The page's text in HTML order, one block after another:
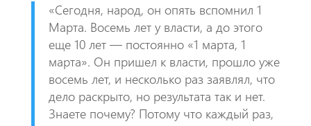
«​Сегодня, народ, он опять вспомнил 1
Марта. Восемь лет у власти, а до этого
еще 10 лет — постоянно «1 марта, 1
марта». Он пришел к власти, прошло уже
восемь лет, и несколько раз заявлял, что
дело раскрыто, но результата так и нет.
Знаете почему? Потому что каждый раз,